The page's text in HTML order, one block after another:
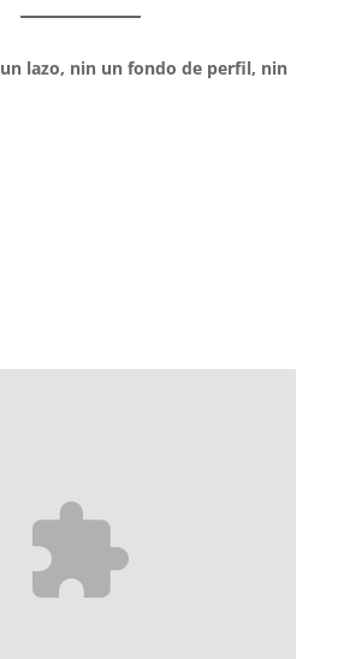
lazo, nin un fondo de perfil, nin